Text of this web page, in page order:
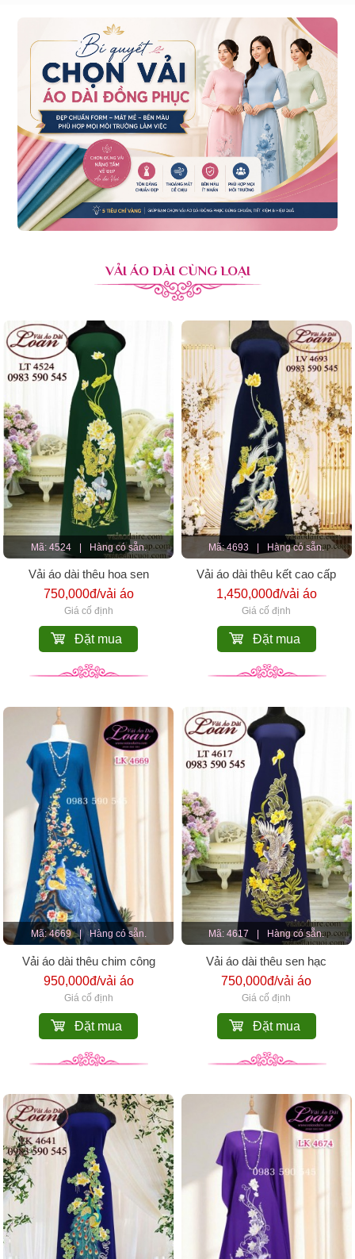
VẢI ÁO DÀI CÙNG LOẠI
Mã: 4524 | Hàng có sẵn.
Vải áo dài thêu hoa sen
750,000đ/vải áo
Giá cố định
Đặt mua
Mã: 4693 | Hàng có sẵn.
Vải áo dài thêu kết cao cấp
1,450,000đ/vải áo
Giá cố định
Đặt mua
Mã: 4669 | Hàng có sẵn.
Vải áo dài thêu chim công
950,000đ/vải áo
Giá cố định
Đặt mua
Mã: 4617 Hàng có sẵn.
Vải áo dài thêu sen hạc
750,000đ/vải áo
Giá cố định
Đặt mua